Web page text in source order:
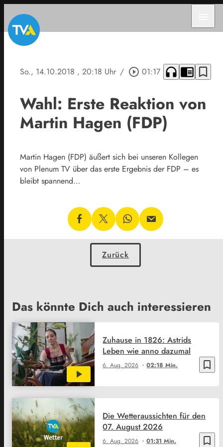
So., 14.10.2018 , 20:18 Uhr / play_circle_outline 01:17 headphones chrome_reader_mode bookmark_border
Wahl: Erste Reaktion von
Martin Hagen (FDP)
Martin Hagen (FDP) äußert sich bei unseren Kollegen
von Plenum TV über das erste Ergebnis der FDP – es
bleibt spannend…
Zurück
Das könnte Dich auch interessieren
bookmark_border
6. Aug. 2026 02:18 Min.
Zuhause in 1826: Astrids
Leben wie anno dazumal
bookmark_border
6. Aug. 2026 01:31 Min.
Die Wetteraussichten für den
07. August 2026